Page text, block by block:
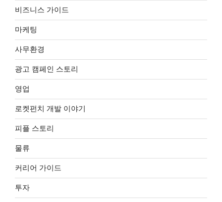
비즈니스 가이드
마케팅
사무환경
광고 캠페인 스토리
영업
로켓펀치 개발 이야기
피플 스토리
물류
커리어 가이드
투자